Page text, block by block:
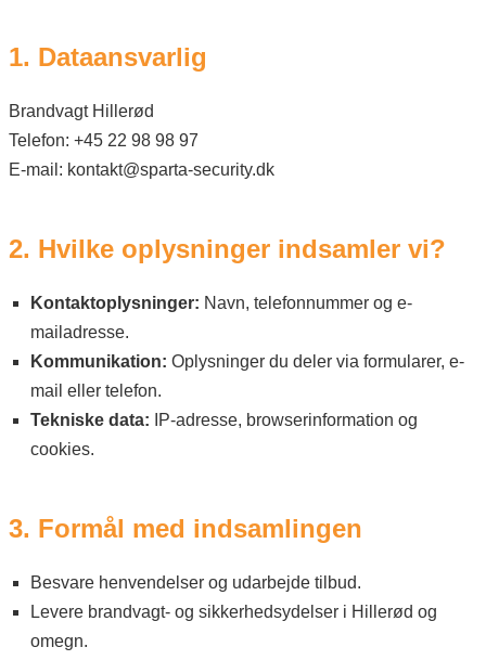
1. Dataansvarlig
Brandvagt Hillerød
Telefon: +45 22 98 98 97
E-mail: kontakt@sparta-security.dk
2. Hvilke oplysninger indsamler vi?
Kontaktoplysninger: Navn, telefonnummer og e-
mailadresse.
Kommunikation: Oplysninger du deler via formularer, e-
mail eller telefon.
Tekniske data: IP-adresse, browserinformation og
cookies.
3. Formål med indsamlingen
Besvare henvendelser og udarbejde tilbud.
Levere brandvagt- og sikkerhedsydelser i Hillerød og
omegn.